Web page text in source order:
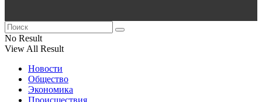
No Result
View All Result
Новости
Общество
Экономика
Происшествия